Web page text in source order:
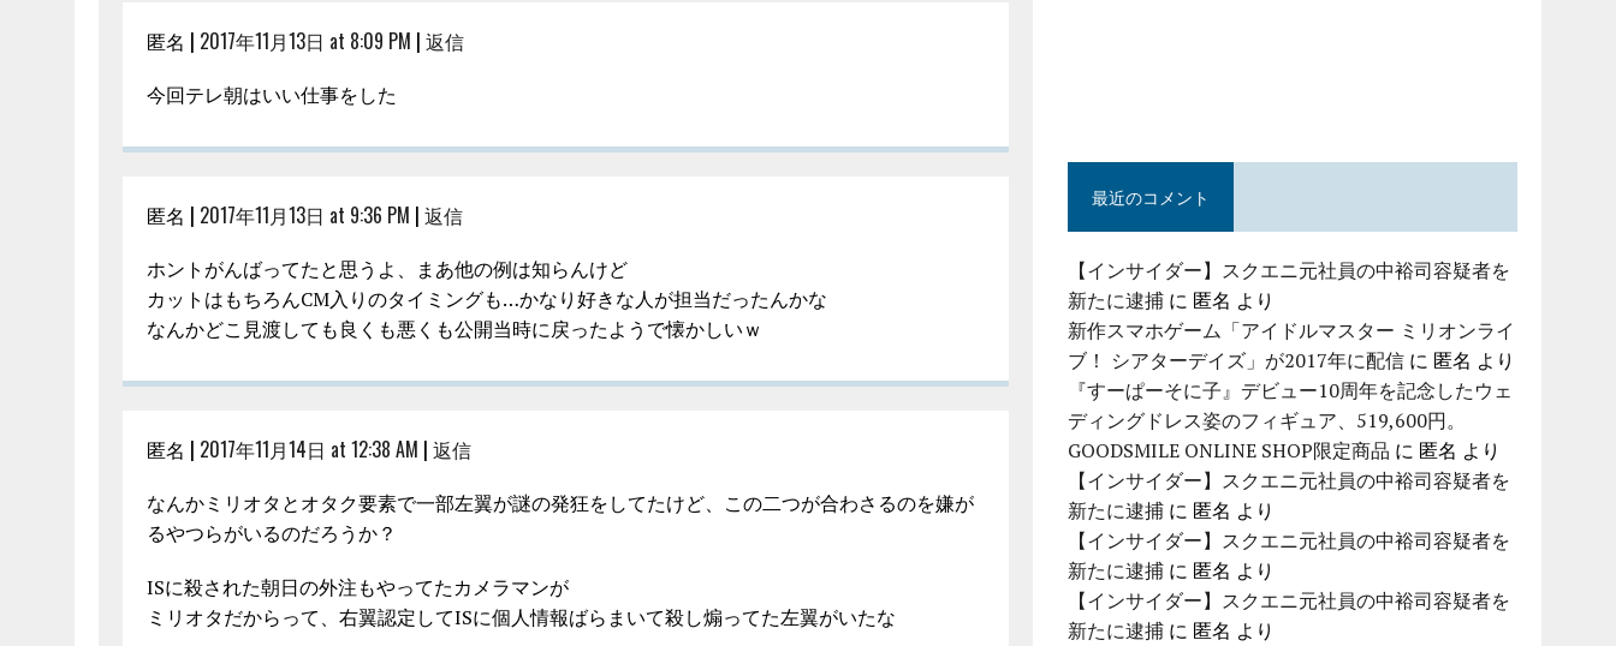
匿名 | 2017年11月13日 at 8:09 PM | 返信
今回テレ朝はいい仕事をした
匿名 | 2017年11月13日 at 9:36 PM | 返信
ホントがんばってたと思うよ、まあ他の例は知らんけど
カットはもちろんCM入りのタイミングも…かなり好きな人が担当だったんかな
なんかどこ見渡しても良くも悪くも公開当時に戻ったようで懐かしいｗ
匿名 | 2017年11月14日 at 12:38 AM | 返信
なんかミリオタとオタク要素で一部左翼が謎の発狂をしてたけど、この二つが合わさるのを嫌が
るやつらがいるのだろうか？
ISに殺された朝日の外注もやってたカメラマンが
ミリオタだからって、右翼認定してISに個人情報ばらまいて殺し煽ってた左翼がいたな
最近のコメント
【インサイダー】スクエニ元社員の中裕司容疑者を
新たに逮捕 に 匿名 より
新作スマホゲーム「アイドルマスター ミリオンライ
ブ！ シアターデイズ」が2017年に配信 に 匿名 より
『すーぱーそに子』デビュー10周年を記念したウェ
ディングドレス姿のフィギュア、519,600円。
GOODSMILE ONLINE SHOP限定商品 に 匿名 より
【インサイダー】スクエニ元社員の中裕司容疑者を
新たに逮捕 に 匿名 より
【インサイダー】スクエニ元社員の中裕司容疑者を
新たに逮捕 に 匿名 より
【インサイダー】スクエニ元社員の中裕司容疑者を
新たに逮捕 に 匿名 より